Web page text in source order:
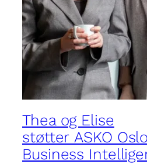
Thea og Elise
støtter ASKO
Business